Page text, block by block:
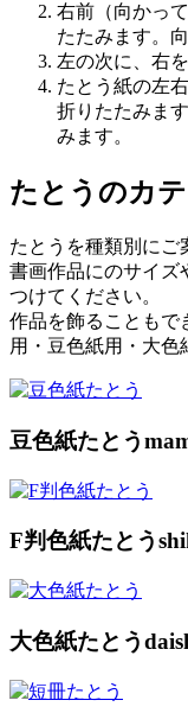
右前（向かっ
たたみます。
左の次に、右
たとう紙の左
折りたたみま
みます。
たとうのカ
たとうを種類別にご
書画作品にのサイズ
つけてください。
作品を飾ることもで
用・豆色紙用・大色
豆色紙たとう
F判色紙たとう
大色紙たとう